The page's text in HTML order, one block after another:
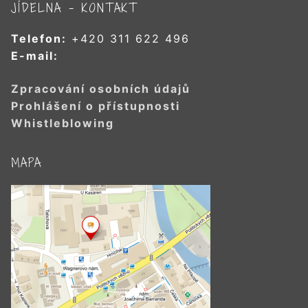
JÍDELNA – KONTAKT
Telefon: +420 311 622 496
E-mail:
Zpracování osobních údajů
Prohlášení o přístupnosti
Whistleblowing
MAPA